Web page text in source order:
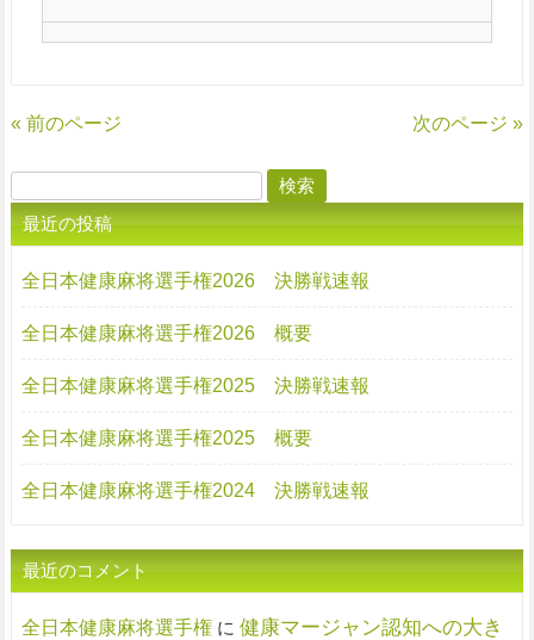
« 前のページ 次のページ »
索:
最近の投稿
全日本健康麻将選手権2026 決勝戦速報
全日本健康麻将選手権2026 概要
全日本健康麻将選手権2025 決勝戦速報
全日本健康麻将選手権2025 概要
全日本健康麻将選手権2024 決勝戦速報
最近のコメント
全日本健康麻将選手権に 健康マージャン認知への大き